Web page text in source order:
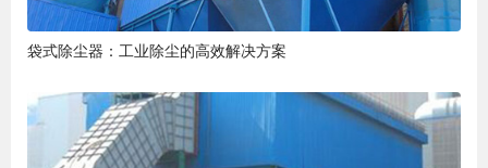
袋式除尘器：工业除尘的高效解决方案